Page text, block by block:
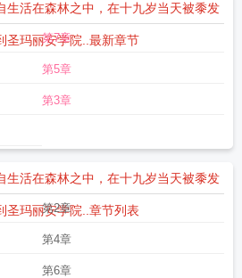
生活在森林之中，在十九岁当天被黍发
玛丽安学院.. 最新章节
第7章
第5章
第3章
生活在森林之中，在十九岁当天被黍发
玛丽安学院.. 章节列表
第2章
第4章
第6章